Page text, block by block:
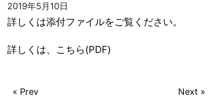
2019年5月10日
詳しくは添付ファイルをご覧ください。
詳しくは、こちら(PDF)
« Prev Next »